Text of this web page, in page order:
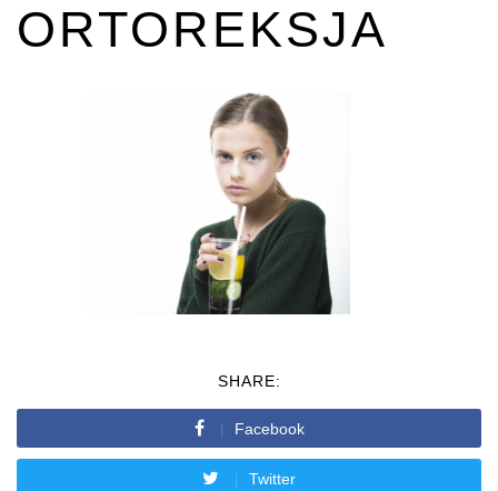
ORTOREKSJA
SHARE:
Facebook
Twitter